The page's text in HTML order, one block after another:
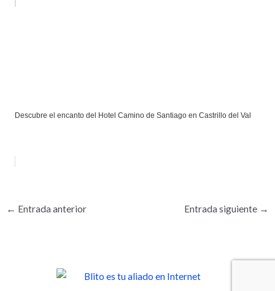
Descubre el encanto del Hotel Camino de Santiago en Castrillo del Val
← Entrada anterior Entrada siguiente →